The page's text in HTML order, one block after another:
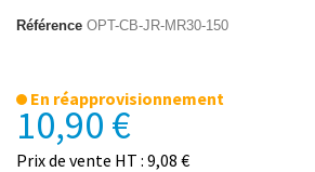
Référence OPT-CB-JR-MR30-150
En réapprovisionnement
10,90 €
Prix de vente HT : 9,08 €